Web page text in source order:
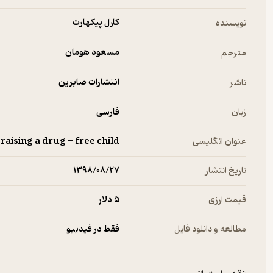
نویسنده کارل پیکهارت
مترجم مسعود هومان
ناشر انتشارات صابرین
زبان فارسی
عنوان انگلیسی a drug - free child
تاریخ انتشار ۱۳۹۸/۰۸/۲۷
قیمت ارزی 5 دلار
مطالعه و دانلود فایل فقط در فیدیبو